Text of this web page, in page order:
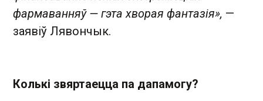
фармаванняў — гэта хворая фантазія», —
заявіў Лявончык.
Колькі звяртаецца па дапамогу?